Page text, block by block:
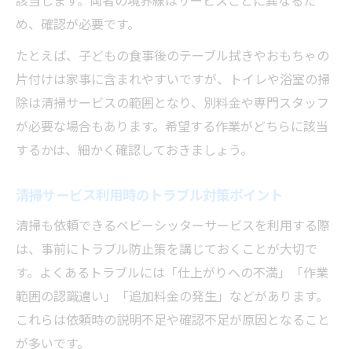
め、確認が必要です。
たとえば、子どもの食事後のテーブル拭きやおもちゃの
片付けは家事に含まれやすいですが、トイレや浴室の掃
除は清掃サービスの範囲となり、別料金や専門スタッフ
が必要な場合もあります。希望する作業がどちらに該当
するかは、細かく確認しておきましょう。
清掃サービス利用時のトラブル対策ポイント
清掃も依頼できるベビーシッターサービスを利用する際
は、事前にトラブル防止策を講じておくことが大切で
す。よくあるトラブルには「仕上がりへの不満」「作業
範囲の認識違い」「追加料金の発生」などがあります。
これらは依頼時の説明不足や確認不足が原因となること
が多いです。